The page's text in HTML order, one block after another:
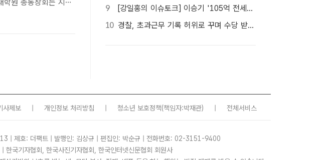
영남대에 장학금
9
[강일홍의 이슈토크] 이승기 '105억 전세금' 비상…오늘 만기, 돌려받을 수 있나?
10
경찰, 초과근무 기록 허위로 꾸며 수당 받은 현직 경찰관 2명 대기발령 조치
사제보 개인정보 처리방침 청소년 보호정책(책임자:박재관) 전체서비스
| 제호: 더팩트 | 발행인: 김상규 | 편집인: 박순규 | 전화번호: 02-3151-9400
국기자협회, 한국사진기자협회, 한국인터넷신문협회 회원사